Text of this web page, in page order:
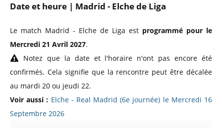
Date et heure | Madrid - Elche de Liga
Le match Madrid - Elche de Liga est programmé pour le
Mercredi 21 Avril 2027.
Notez que la date et l'horaire n'ont pas encore été
confirmés. Cela signifie que la rencontre peut être décalée
au mardi 20 ou jeudi 22.
Voir aussi : Elche - Real Madrid (6e journée) le Mercredi 16
Septembre 2026